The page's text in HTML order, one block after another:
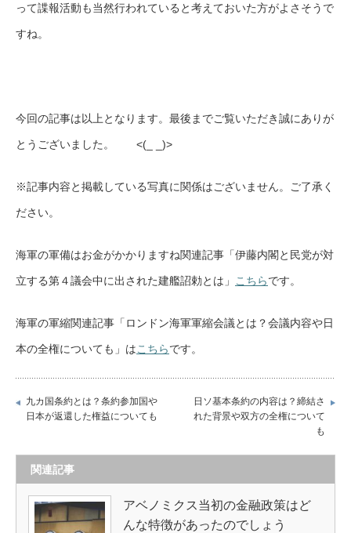
って諜報活動も当然行われていると考えておいた方がよさそうで
すね。
今回の記事は以上となります。最後までご覧いただき誠にありが
とうございました。 <(_ _)>
※記事内容と掲載している写真に関係はございません。ご了承く
ださい。
海軍の軍備はお金がかかりますね関連記事「伊藤内閣と民党が対
立する第４議会中に出された建艦詔勅とは」 こちらです。
海軍の軍縮関連記事「ロンドン海軍軍縮会議とは？会議内容や日
本の全権についても」はこちらです。
九カ国条約とは？条約参加国や
日本が返還した権益についても
日ソ基本条約の内容は？締結さ
れた背景や双方の全権について
も
関連記事
アベノミクス当初の金融政策はど
んな特徴があったのでしょう